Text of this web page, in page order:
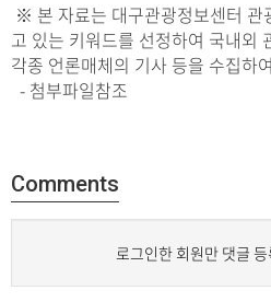
※ 본 자료는 대구관광정보센터 관
고 있는 키워드를 선정하여 국내외
각종 언론매체의 기사 등을 수집하
- 첨부파일참조
Comments
로그인한 회원만 댓글